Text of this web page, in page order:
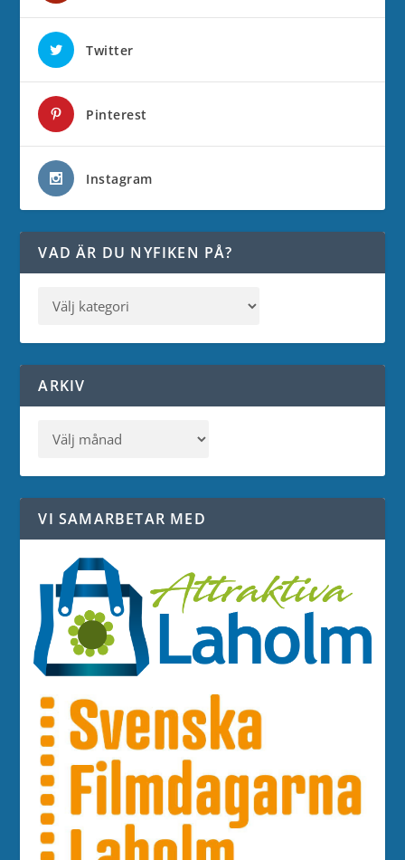
Twitter
Pinterest
Instagram
VAD ÄR DU NYFIKEN PÅ?
ARKIV
VI SAMARBETAR MED